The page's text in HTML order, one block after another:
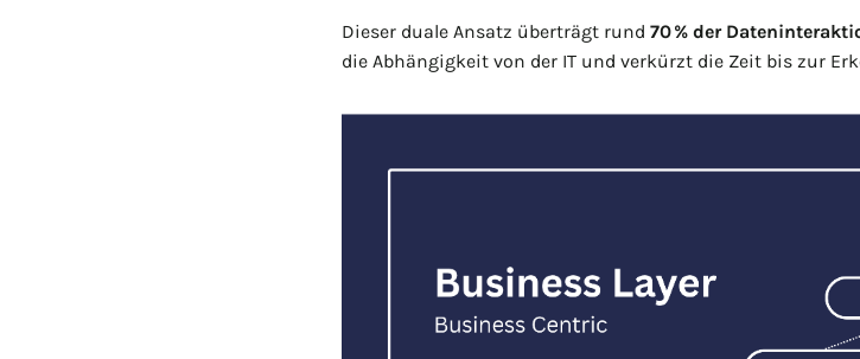
Dieser duale Ansatz überträgt rund 70 % der
die Abhängigkeit von der IT und verkürzt die Zeit bis zur